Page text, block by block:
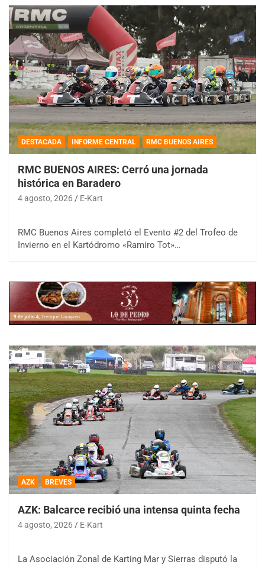
DESTACADA INFORME CENTRAL RMC BUENOS AIRES
RMC BUENOS AIRES: Cerró una jornada
histórica en Baradero
4 agosto, 2026 E-Kart
RMC Buenos Aires completó el Evento #2 del Trofeo de
Invierno en el Kartódromo «Ramiro Tot»…
AZK BREVES
AZK: Balcarce recibió una intensa quinta fecha
4 agosto, 2026 E-Kart
La Asociación Zonal de Karting Mar y Sierras disputó la